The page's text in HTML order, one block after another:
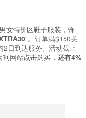
女特价区鞋子服装，饰
"。订单满$150美
2日到达服务。活动截止
网站点击购买， 还有4%